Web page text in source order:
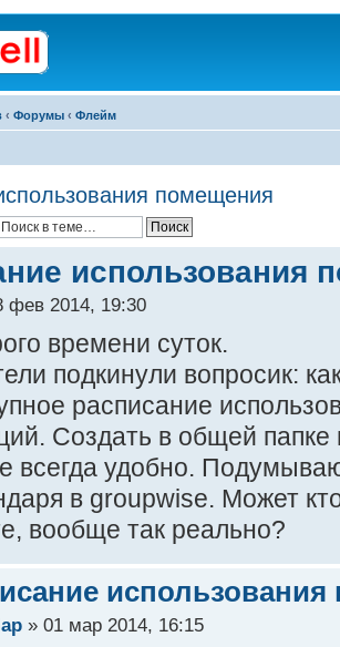
‹ Форумы ‹ Флейм
помещения
использования
фев 2014, 19:30
времени суток.
подкинули вопросик:
расписание
Создать в общей
всегда удобно.
в groupwise. Может
вообще так реально?
» 01 мар 2014, 16:15